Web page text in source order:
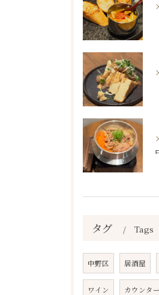
タグ Tags
中野区 居酒屋
ワイン カウンター